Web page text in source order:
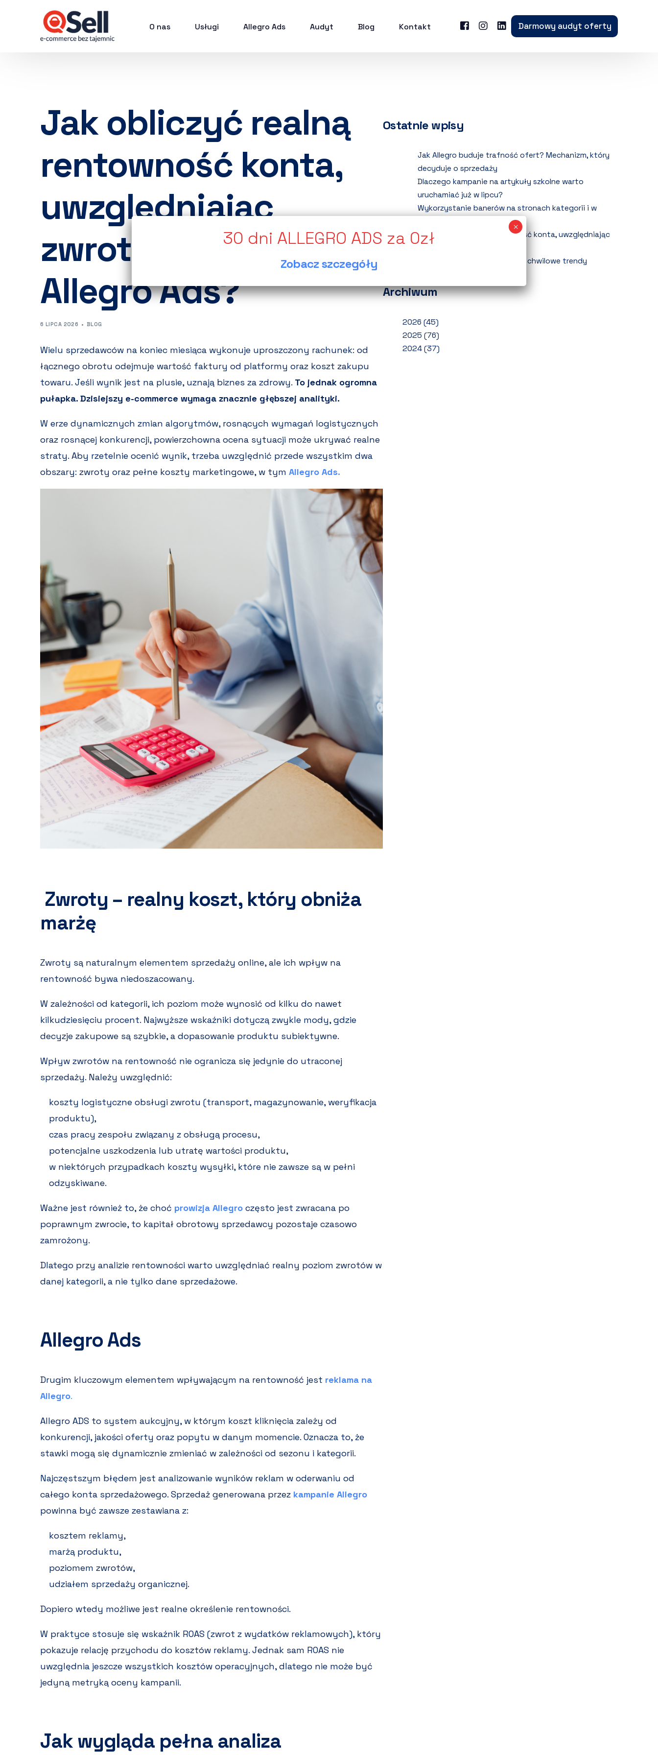
O nas Usługi Allegro Ads Audyt Blog Kontakt Darmowy audyt oferty
Jak obliczyć realną
rentowność konta,
uwzględniając
zwroty i pełne
Allegro Ads?
6 LIPCA 2026 BLOG
Wielu sprzedawców na koniec miesiąca wykonuje uproszczony rachunek: od
łącznego obrotu odejmuje wartość faktury od platformy oraz koszt zakupu
towaru. Jeśli wynik jest na plusie, uznają biznes za zdrowy. To jednak ogromna
pułapka. Dzisiejszy e-commerce wymaga znacznie głębszej analityki.
W erze dynamicznych zmian algorytmów, rosnących wymagań logistycznych
oraz rosnącej konkurencji, powierzchowna ocena sytuacji może ukrywać realne
straty. Aby rzetelnie ocenić wynik, trzeba uwzględnić przede wszystkim dwa
obszary: zwroty oraz pełne koszty marketingowe, w tym Allegro Ads.
Zwroty – realny koszt, który obniża
marżę
Zwroty są naturalnym elementem sprzedaży online, ale ich wpływ na
rentowność bywa niedoszacowany.
W zależności od kategorii, ich poziom może wynosić od kilku do nawet
kilkudziesięciu procent. Najwyższe wskaźniki dotyczą zwykle mody, gdzie
decyzje zakupowe są szybkie, a dopasowanie produktu subiektywne.
Wpływ zwrotów na rentowność nie ogranicza się jedynie do utraconej
sprzedaży. Należy uwzględnić:
koszty logistyczne obsługi zwrotu (transport, magazynowanie, weryfikacja
produktu),
czas pracy zespołu związany z obsługą procesu,
potencjalne uszkodzenia lub utratę wartości produktu,
w niektórych przypadkach koszty wysyłki, które nie zawsze są w pełni
odzyskiwane.
Ważne jest również to, że choć prowizja Allegro często jest zwracana po
poprawnym zwrocie, to kapitał obrotowy sprzedawcy pozostaje czasowo
zamrożony.
Dlatego przy analizie rentowności warto uwzględniać realny poziom zwrotów w
danej kategorii, a nie tylko dane sprzedażowe.
Allegro Ads
Drugim kluczowym elementem wpływającym na rentowność jest reklama na
Allegro.
Allegro ADS to system aukcyjny, w którym koszt kliknięcia zależy od
konkurencji, jakości oferty oraz popytu w danym momencie. Oznacza to, że
stawki mogą się dynamicznie zmieniać w zależności od sezonu i kategorii.
Najczęstszym błędem jest analizowanie wyników reklam w oderwaniu od
całego konta sprzedażowego. Sprzedaż generowana przez kampanie Allegro
powinna być zawsze zestawiana z:
kosztem reklamy,
marżą produktu,
poziomem zwrotów,
udziałem sprzedaży organicznej.
Dopiero wtedy możliwe jest realne określenie rentowności.
W praktyce stosuje się wskaźnik ROAS (zwrot z wydatków reklamowych), który
pokazuje relację przychodu do kosztów reklamy. Jednak sam ROAS nie
uwzględnia jeszcze wszystkich kosztów operacyjnych, dlatego nie może być
jedyną metryką oceny kampanii.
Jak wygląda pełna analiza
Ostatnie wpisy
Jak Allegro buduje trafność ofert? Mechanizm, który
decyduje o sprzedaży
Dlaczego kampanie na artykuły szkolne warto
uruchamiać już w lipcu?
Wykorzystanie banerów na stronach kategorii i w
Jak obliczyć realną rentowność konta, uwzględniając
Ponadczasowe bestsellery vs. chwilowe trendy
Archiwum
2026 (45)
2025 (76)
2024 (37)
Zobacz szczegóły